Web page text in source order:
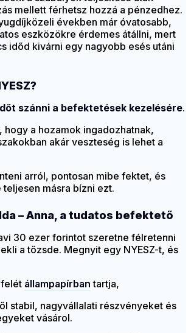
mellett férhetsz hozzá a pénzedhez.
években már óvatosabb,
eszközökre érdemes átállni, mert
időd kivárni egy nagyobb esés utáni
szánni a befektetések kezelésére.
hogy a hozamok ingadozhatnak,
akár veszteség is lehet a
arról, pontosan mibe fektet, és
teljesen másra bízni ezt.
– Anna, a tudatos befektető
30 ezer forintot szeretne félretenni
a tőzsde. Megnyit egy NYESZ-t, és
állampapírban tartja,
stabil, nagyvállalati részvényeket és
vásárol.